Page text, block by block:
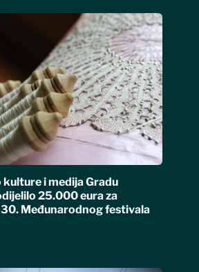
i medija Gradu
25.000 eura za
Međunarodnog festivala